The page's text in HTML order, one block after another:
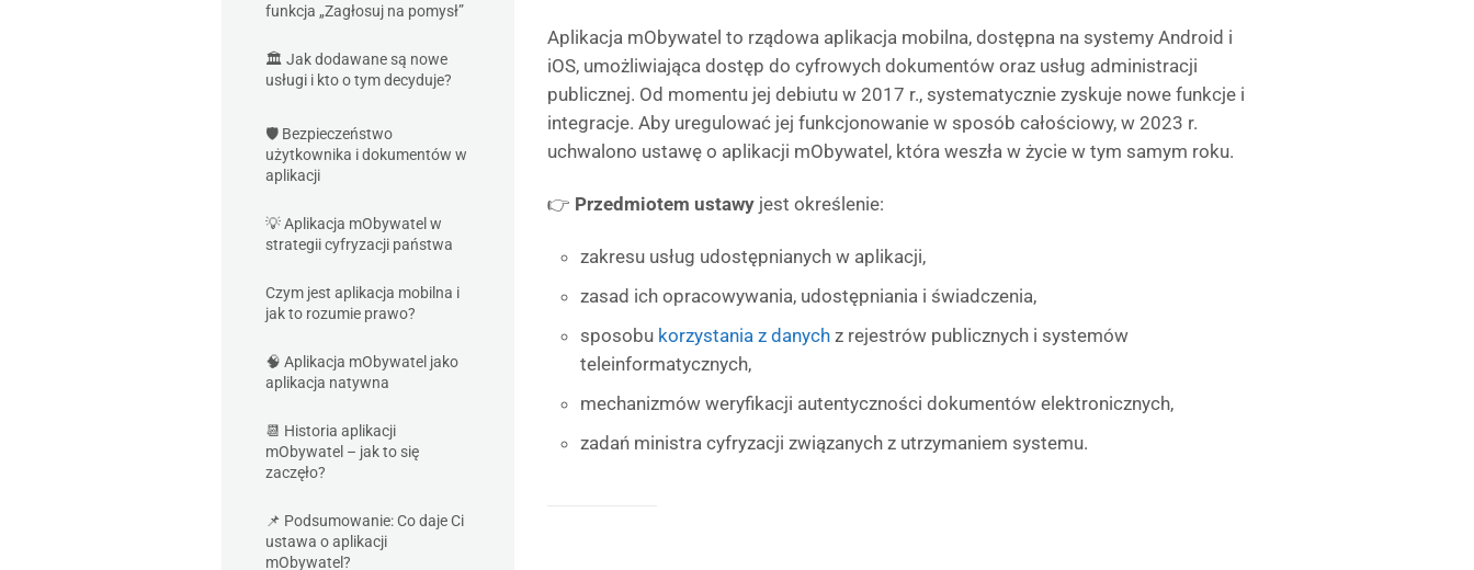
funkcja „Zagłosuj na pomysł”
🏛️ Jak dodawane są nowe
usługi i kto o tym decyduje?
🛡️ Bezpieczeństwo
użytkownika i dokumentów w
aplikacji
💡 Aplikacja mObywatel w
strategii cyfryzacji państwa
Czym jest aplikacja mobilna i
jak to rozumie prawo?
🧠 Aplikacja mObywatel jako
aplikacja natywna
📆 Historia aplikacji
mObywatel – jak to się
zaczęło?
📌 Podsumowanie: Co daje Ci
ustawa o aplikacji
mObywatel?
Aplikacja mObywatel to rządowa aplikacja mobilna, dostępna na systemy Android i
iOS, umożliwiająca dostęp do cyfrowych dokumentów oraz usług administracji
publicznej. Od momentu jej debiutu w 2017 r., systematycznie zyskuje nowe funkcje i
integracje. Aby uregulować jej funkcjonowanie w sposób całościowy, w 2023 r.
uchwalono ustawę o aplikacji mObywatel, która weszła w życie w tym samym roku.
👉 Przedmiotem ustawy jest określenie:
zakresu usług udostępnianych w aplikacji,
zasad ich opracowywania, udostępniania i świadczenia,
sposobu korzystania z danych z rejestrów publicznych i systemów
teleinformatycznych,
mechanizmów weryfikacji autentyczności dokumentów elektronicznych,
zadań ministra cyfryzacji związanych z utrzymaniem systemu.